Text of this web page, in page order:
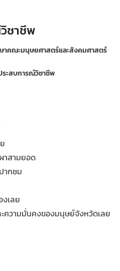
ชาชีพ
าคณะมนุษยศาสตร์และสังคมศาสตร์
ระสบการณ์วิชาชีพ
าสามยอด
ากชม
งเลย
วามมั่นคงของมนุษย์จังหวัดเลย